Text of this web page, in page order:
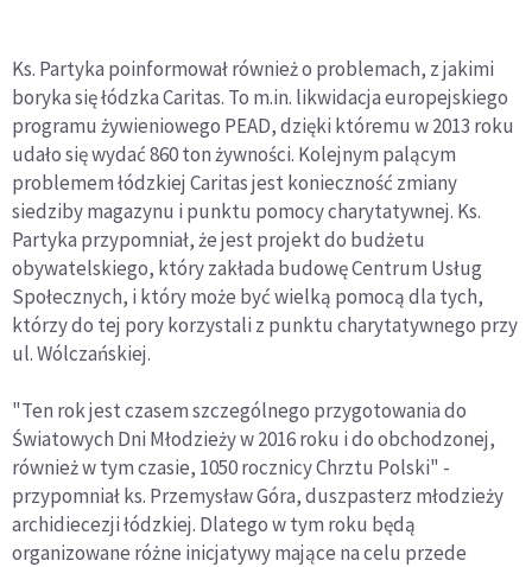
Ks. Partyka poinformował również o problemach, z jakimi
boryka się łódzka Caritas. To m.in. likwidacja europejskiego
programu żywieniowego PEAD, dzięki któremu w 2013 roku
udało się wydać 860 ton żywności. Kolejnym palącym
problemem łódzkiej Caritas jest konieczność zmiany
siedziby magazynu i punktu pomocy charytatywnej. Ks.
Partyka przypomniał, że jest projekt do budżetu
obywatelskiego, który zakłada budowę Centrum Usług
Społecznych, i który może być wielką pomocą dla tych,
którzy do tej pory korzystali z punktu charytatywnego przy
ul. Wólczańskiej.
"Ten rok jest czasem szczególnego przygotowania do
Światowych Dni Młodzieży w 2016 roku i do obchodzonej,
również w tym czasie, 1050 rocznicy Chrztu Polski" -
przypomniał ks. Przemysław Góra, duszpasterz młodzieży
archidiecezji łódzkiej. Dlatego w tym roku będą
organizowane różne inicjatywy mające na celu przede